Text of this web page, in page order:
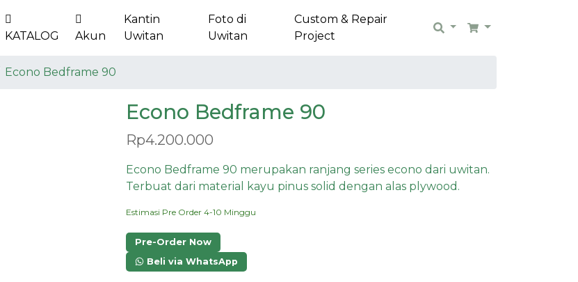
KATALOG Akun
Kantin
Uwitan
Foto di
Uwitan
Custom & Repair
Project
SearchCart
Econo Bedframe 90
Econo Bedframe 90
Rp4.200.000
Econo Bedframe 90 merupakan ranjang series econo dari uwitan.
Terbuat dari material kayu pinus solid dengan alas plywood.
Estimasi Pre Order 4-10 Minggu
Pre-Order Now
Beli via WhatsApp